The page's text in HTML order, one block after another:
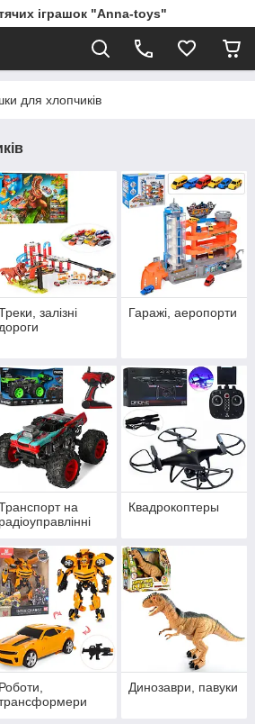
іграшок "Anna-toys"
для хлопчиків
залізні
дороги
Гаражі, аеропорти
на
радіоуправлінні
Квадрокоптеры
Роботи,
Динозаври, павуки